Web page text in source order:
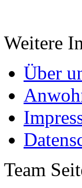
Weitere
Über
Team